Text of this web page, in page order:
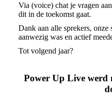
Via (voice) chat je vragen
dit in de toekomst gaat.
Dank aan alle sprekers, onze
aanwezig was en actief
Tot volgend jaar?
Power Up Live werd